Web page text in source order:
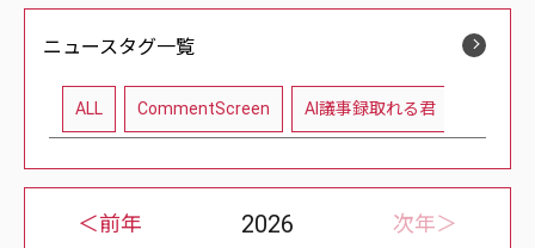
ニュースタグ一覧
ALL CommentScreen AI議事録取れる君
＜前年 2026 次年＞